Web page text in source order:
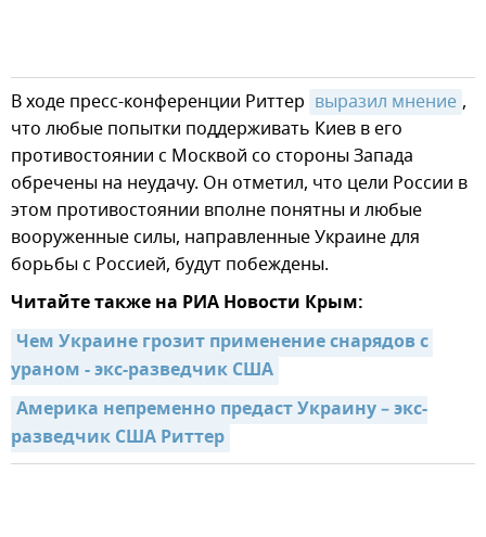
В ходе пресс-конференции Риттер выразил мнение ,
что любые попытки поддерживать Киев в его
противостоянии с Москвой со стороны Запада
обречены на неудачу. Он отметил, что цели России в
этом противостоянии вполне понятны и любые
вооруженные силы, направленные Украине для
борьбы с Россией, будут побеждены.
Читайте также на РИА Новости Крым:
Чем Украине грозит применение снарядов с
ураном - экс-разведчик США
Америка непременно предаст Украину – экс-
разведчик США Риттер